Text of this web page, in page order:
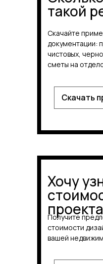
Хочу
проекта
такой
Скачать
Скачайте
документации:
чистовых,
сметы на
Получите
стоимости
вашей